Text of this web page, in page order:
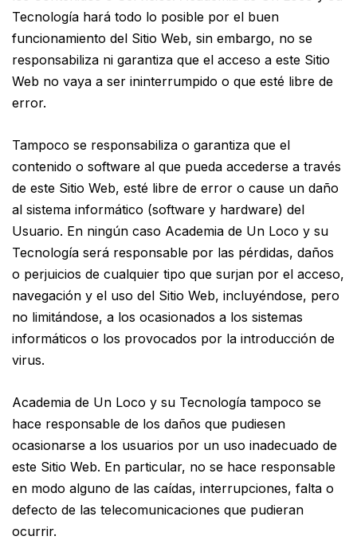
Tecnología hará todo lo posible por el buen
funcionamiento del Sitio Web, sin embargo, no se
responsabiliza ni garantiza que el acceso a este Sitio
Web no vaya a ser ininterrumpido o que esté libre de
error.
Tampoco se responsabiliza o garantiza que el
contenido o software al que pueda accederse a través
de este Sitio Web, esté libre de error o cause un daño
al sistema informático (software y hardware) del
Usuario. En ningún caso Academia de Un Loco y su
Tecnología será responsable por las pérdidas, daños
o perjuicios de cualquier tipo que surjan por el acceso,
navegación y el uso del Sitio Web, incluyéndose, pero
no limitándose, a los ocasionados a los sistemas
informáticos o los provocados por la introducción de
virus.
Academia de Un Loco y su Tecnología tampoco se
hace responsable de los daños que pudiesen
ocasionarse a los usuarios por un uso inadecuado de
este Sitio Web. En particular, no se hace responsable
en modo alguno de las caídas, interrupciones, falta o
defecto de las telecomunicaciones que pudieran
ocurrir.